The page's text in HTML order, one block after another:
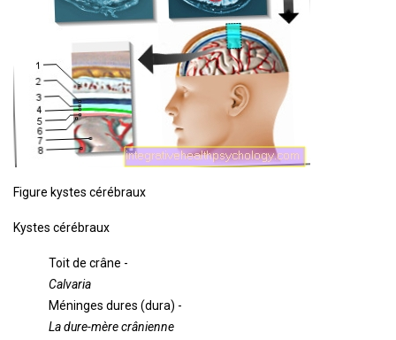
Figure kystes cérébraux
Kystes cérébraux
Toit de crâne -
Calvaria
Méninges dures (dura) -
La dure-mère crânienne